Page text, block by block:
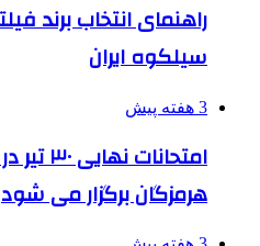
راهنمای انتخاب برند
سیلکوه ایران
3 هفته پیش
هرمزگان برگزار می شود